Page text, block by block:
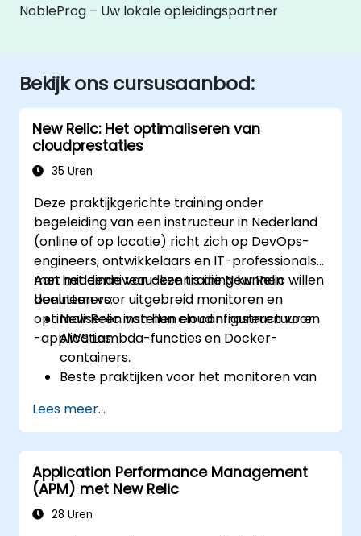
NobleProg – Uw lokale opleidingspartner
Bekijk ons cursusaanbod:
New Relic: Het optimaliseren van
cloudprestaties
35 Uren
Deze praktijkgerichte training onder
begeleiding van een instructeur in Nederland
(online of op locatie) richt zich op DevOps-
engineers, ontwikkelaars en IT-professionals
met middenniveau-kennis die New Relic willen
benutten voor uitgebreid monitoren en
optimaliseren van hun cloudinfrastructuur en
-applicaties.
Aan het einde van deze training kunnen
deelnemers:
New Relic instellen en configureren voor
AWS Lambda-functies en Docker-
containers.
Beste praktijken voor het monitoren van
De mogelijkheden van New Relic benutten
om inzicht te krijgen in
applicatieprestaties en knelpunten te
identificeren.
Tijd efficiënt beheren bij het aanpakken
en oplossen van applicatiestoornissen.
Lees meer...
Application Performance Management
(APM) met New Relic
28 Uren